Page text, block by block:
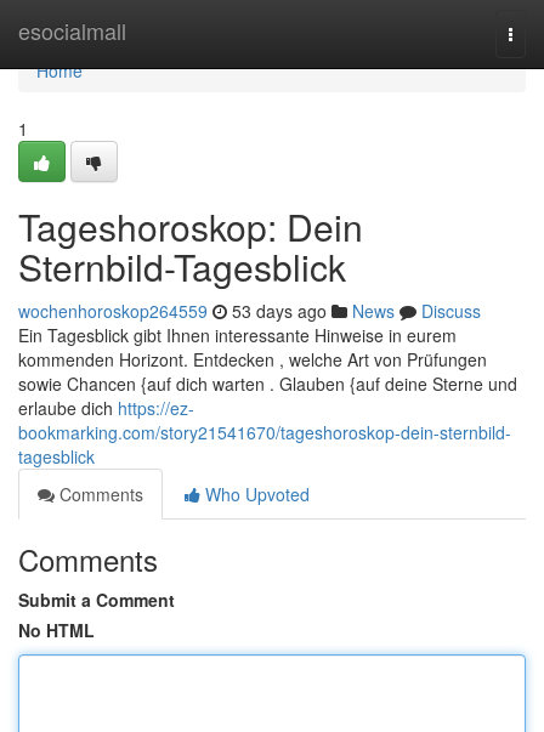
esocialmall
Home
Home
1
Tageshoroskop: Dein
Sternbild-Tagesblick
wochenhoroskop264559 53 days ago News
Discuss
Ein Tagesblick gibt Ihnen interessante Hinweise in eurem
kommenden Horizont. Entdecken , welche Art von Prüfungen
sowie Chancen {auf dich warten . Glauben {auf deine Sterne und
erlaube dich https://ez-
bookmarking.com/story21541670/tageshoroskop-dein-sternbild-
tagesblick
Comments
Who Upvoted
Comments
Submit a Comment
No HTML